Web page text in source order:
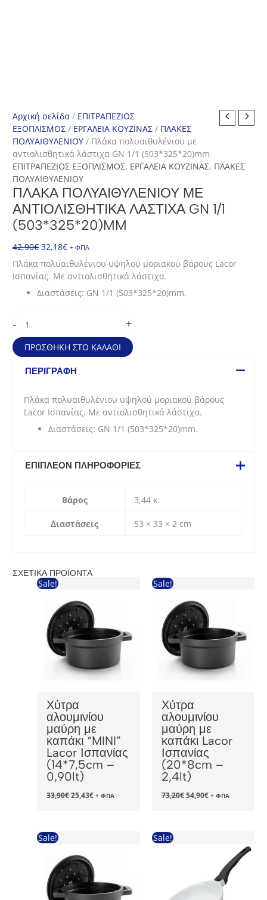
Αρχική σελίδα / ΕΠΙΤΡΑΠΕΖΙΟΣ
ΕΞΟΠΛΙΣΜΟΣ / ΕΡΓΑΛΕΙΑ ΚΟΥΖΙΝΑΣ / ΠΛΑΚΕΣ
ΠΟΛΥΑΙΘΥΛΕΝΙΟΥ / Πλάκα πολυαιθυλένιου με
αντιολισθητικά λάστιχα GN 1/1 (503*325*20)mm
ΕΠΙΤΡΑΠΕΖΙΟΣ ΕΞΟΠΛΙΣΜΟΣ, ΕΡΓΑΛΕΙΑ ΚΟΥΖΙΝΑΣ, ΠΛΑΚΕΣ
ΠΟΛΥΑΙΘΥΛΕΝΙΟΥ
ΠΛΆΚΑ ΠΟΛΥΑΙΘΥΛΈΝΙΟΥ ΜΕ
ΑΝΤΙΟΛΙΣΘΗΤΙΚΆ ΛΆΣΤΙΧΑ GN 1/1
(503*325*20)MM
42,90€ Original
price
was:
42,90€.
32,18€Η
τρέχουσα
32,18€.
+ ΦΠΑ
Πλάκα πολυαιθυλένιου υψηλού μοριακού βάρους Lacor
Ισπανίας. Με αντιολισθητικά λάστιχα.
Διαστάσεις: GN 1/1 (503*325*20)mm.
-
πολυαιθυλένιου
με
αντιολισθητικά
λάστιχα
(503*325*20)mm
ποσότητα
+
ΠΡΟΣΘΉΚΗ ΣΤΟ ΚΑΛΆΘΙ
ΠΕΡΙΓΡΑΦΉ
Πλάκα πολυαιθυλένιου υψηλού μοριακού βάρους
Lacor Ισπανίας. Με αντιολισθητικά λάστιχα.
Διαστάσεις: GN 1/1 (503*325*20)mm.
ΕΠΙΠΛΈΟΝ ΠΛΗΡΟΦΟΡΊΕΣ
Βάρος 3,44 κ.
Διαστάσεις 53 × 33 × 2 cm
ΣΧΕΤΙΚΆ ΠΡΟΪΌΝΤΑ
Sale!
Χύτρα
αλουμινίου
μαύρη με
καπάκι “MINI”
Lacor Ισπανίας
(14*7,5cm –
0,90lt)
33,90€Original
price
25,43€Η+ ΦΠΑ
Sale!
Χύτρα
αλουμινίου
μαύρη με
καπάκι Lacor
Ισπανίας
(20*8cm –
2,4lt)
73,20€Original
price
54,90€Η+ ΦΠΑ
Sale! Sale!